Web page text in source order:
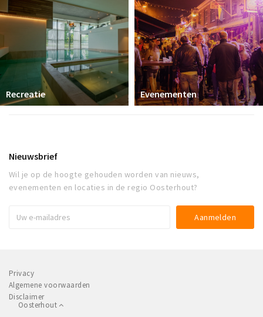
Recreatie Evenementen
Nieuwsbrief
Wil je op de hoogte gehouden worden van nieuws,
evenementen en locaties in de regio Oosterhout?
Privacy
Algemene voorwaarden
Disclaimer
Oosterhout